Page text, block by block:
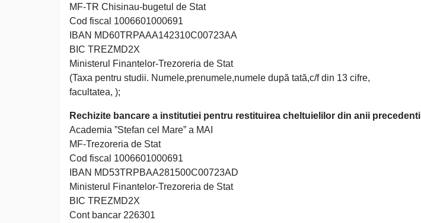
MF-TR Chisinau-bugetul de Stat
Cod fiscal 1006601000691
IBAN MD60TRPAAA142310C00723AA
BIC TREZMD2X
Ministerul Finantelor-Trezoreria de Stat
(Taxa pentru studii. Numele,prenumele,numele după tată,c/f din 13 cifre,
facultatea, );
Rechizite bancare a institutiei pentru restituirea cheltuielilor din anii precedenti
Academia ”Stefan cel Mare” a MAI
MF-Trezoreria de Stat
Cod fiscal 1006601000691
IBAN MD53TRPBAA281500C00723AD
Ministerul Finantelor-Trezoreria de Stat
BIC TREZMD2X
Cont bancar 226301